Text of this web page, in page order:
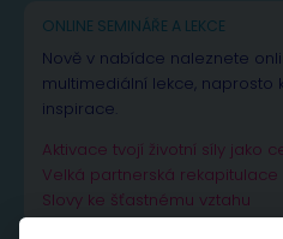
ONLINE SEMINÁŘE A LEKCE
Nově v nabídce naleznete
multimediální lekce, naprosto
inspirace.
Aktivace tvojí životní síly jako
Velká partnerská
Slovy ke šťastnému vztahu